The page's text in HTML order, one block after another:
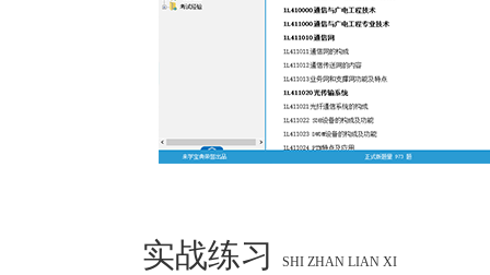
实战练习 SHI ZHAN LIAN XI